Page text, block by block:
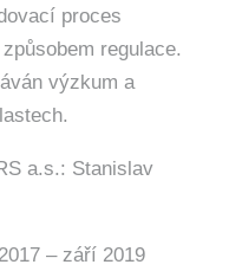
proces
regulace.
výzkum a
a.s.: Stanislav
– září 2019